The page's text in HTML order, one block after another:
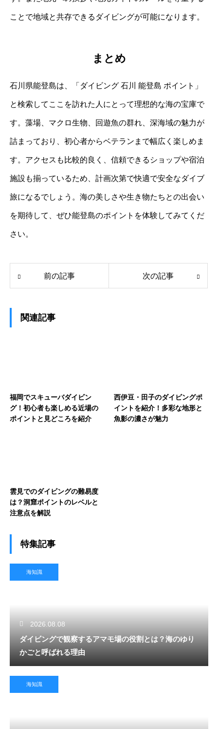
ことで地域と共存できるダイビングが可能になります。
まとめ
石川県能登島は、「ダイビング 石川 能登島 ポイント」
と検索してここを訪れた人にとって理想的な海の宝庫で
す。藻場、マクロ生物、回遊魚の群れ、深海域の魅力が
詰まっており、初心者からベテランまで幅広く楽しめま
す。アクセスも比較的良く、信頼できるショップや宿泊
施設も揃っているため、計画次第で快適で安全なダイブ
旅になるでしょう。海の美しさや生き物たちとの出会い
を期待して、ぜひ能登島のポイントを体験してみてくだ
さい。
前の記事 次の記事
関連記事
福岡でスキューバダイビン
グ！初心者も楽しめる近場の
ポイントと見どころを紹介
西伊豆・田子のダイビングポ
イントを紹介！多彩な地形と
魚影の濃さが魅力
雲見でのダイビングの難易度
は？洞窟ポイントのレベルと
注意点を解説
特集記事
海知識
2026.08.08
ダイビングで観察するアマモ場の役割とは？海のゆり
かごと呼ばれる理由
海知識